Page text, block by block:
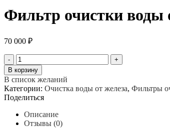
Фильтр очистки воды
70 000 ₽
Количество
товара
Фильтр
очистки
воды
от
железа
BG-
В корзину
В список желаний
Категории: Очистка воды от железа, Фильтры
Поделиться
Описание
Отзывы (0)